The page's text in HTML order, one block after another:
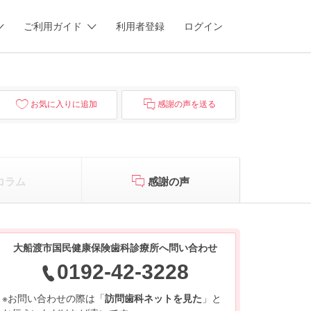
ご利用ガイド 利用者登録 ログイン
お気に入りに追加 感謝の声を送る
ラム 感謝の声
大船渡市国民健康保険歯科診療所へ問い合わせ
0192-42-3228
※お問い合わせの際は「訪問歯科ネットを見た 」と